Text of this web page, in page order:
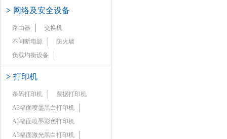
> 网络及安全设备
路由器
交换机
不间断电源
防火墙
负载均衡设备
> 打印机
条码打印机
票据打印机
A3幅面喷墨黑白打印机
A3幅面喷墨彩色打印机
A3幅面激光黑白打印机